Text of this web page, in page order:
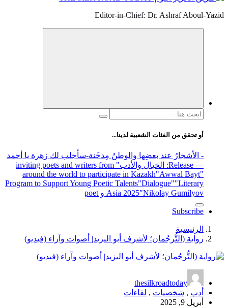
Editor-in-Chief: Dr. Ashraf Aboul-Yazid
البحث
أو تحقق من الفئات الشعبية لدينا...
- الأشجارُ عند بعضِها والوطنُ مِدخَنة-سأجلب لك زهرة يا أحمد
— Release
: الخيال والأدب
" inviting poets and writers from
around the world to participate in Kazakh"Awwal Bayt"
Program to Support Young Poetic Talents"Dialogue""Literary
Asia 2025"Nikolay Gumilyov و poet
Subscribe
الرئيسية
رواية (التُّرجُمان؛ لأشرف أبو اليزيد| أصوات وآراء (فيديو)
thesilkroadtoday
أدب , شخصيات , لقاءات
أبريل 9, 2025